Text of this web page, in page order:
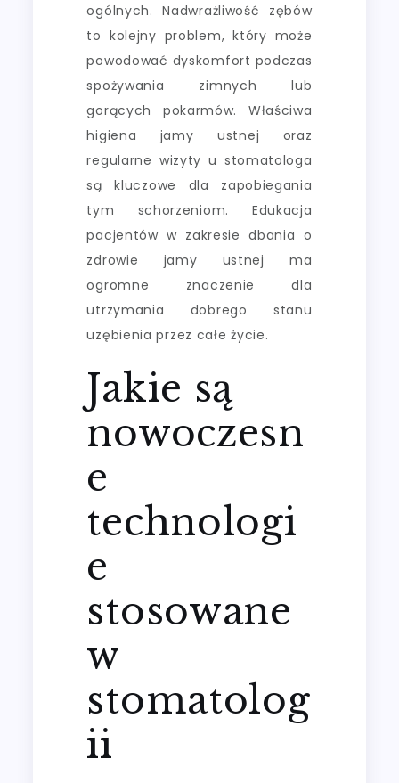
ogólnych. Nadwrażliwość zębów
to kolejny problem, który może
powodować dyskomfort podczas
spożywania zimnych lub
gorących pokarmów. Właściwa
higiena jamy ustnej oraz
regularne wizyty u stomatologa
są kluczowe dla zapobiegania
tym schorzeniom. Edukacja
pacjentów w zakresie dbania o
zdrowie jamy ustnej ma
ogromne znaczenie dla
utrzymania dobrego stanu
uzębienia przez całe życie.
Jakie są
nowoczesn
e
technologi
e
stosowane
w
stomatolog
ii